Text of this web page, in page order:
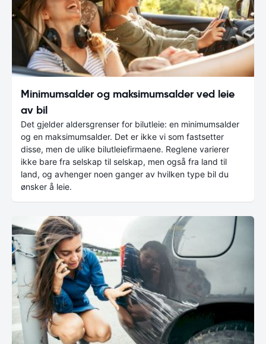
Minimumsalder og maksimumsalder ved leie
av bil
Det gjelder aldersgrenser for bilutleie: en minimumsalder
og en maksimumsalder. Det er ikke vi som fastsetter
disse, men de ulike bilutleiefirmaene. Reglene varierer
ikke bare fra selskap til selskap, men også fra land til
land, og avhenger noen ganger av hvilken type bil du
ønsker å leie.